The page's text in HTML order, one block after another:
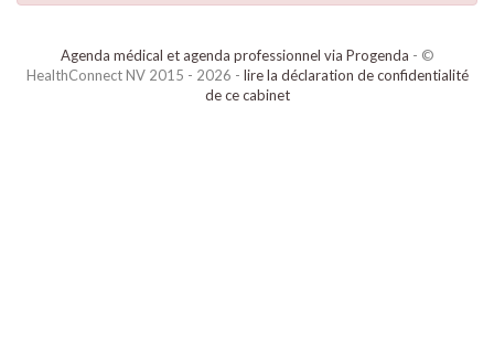
Agenda médical et agenda professionnel via Progenda - ©
HealthConnect NV 2015 - 2026 - lire la déclaration de confidentialité
de ce cabinet